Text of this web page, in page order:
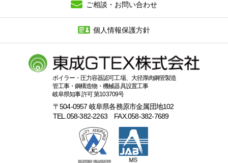
ご相談・お問い合わせ
個人情報保護方針
ボイラー・圧力容器認可工場、大径厚肉鋼管製造
管工事・鋼構造物・機械器具設置工事
岐阜県知事 許可 第103709号
〒504-0957 岐阜県各務原市金属団地102
TEL.058-382-2263 FAX.058-382-7689